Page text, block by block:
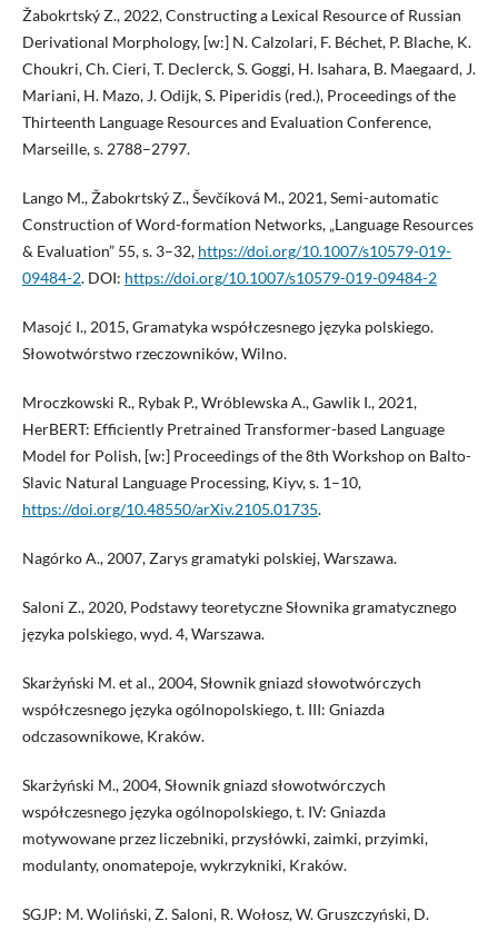
Žabokrtský Z., 2022, Constructing a Lexical Resource of Russian
Derivational Morphology, [w:] N. Calzolari, F. Béchet, P. Blache, K.
Choukri, Ch. Cieri, T. Declerck, S. Goggi, H. Isahara, B. Maegaard, J.
Mariani, H. Mazo, J. Odijk, S. Piperidis (red.), Proceedings of the
Thirteenth Language Resources and Evaluation Conference,
Marseille, s. 2788–2797.
Lango M., Žabokrtský Z., Ševčíková M., 2021, Semi-automatic
Construction of Word-formation Networks, „Language Resources
& Evaluation” 55, s. 3–32, https://doi.org/10.1007/s10579-019-
09484-2. DOI: https://doi.org/10.1007/s10579-019-09484-2
Masojć I., 2015, Gramatyka współczesnego języka polskiego.
Słowotwórstwo rzeczowników, Wilno.
Mroczkowski R., Rybak P., Wróblewska A., Gawlik I., 2021,
HerBERT: Efficiently Pretrained Transformer-based Language
Model for Polish, [w:] Proceedings of the 8th Workshop on Balto-
Slavic Natural Language Processing, Kiyv, s. 1–10,
https://doi.org/10.48550/arXiv.2105.01735.
Nagórko A., 2007, Zarys gramatyki polskiej, Warszawa.
Saloni Z., 2020, Podstawy teoretyczne Słownika gramatycznego
języka polskiego, wyd. 4, Warszawa.
Skarżyński M. et al., 2004, Słownik gniazd słowotwórczych
współczesnego języka ogólnopolskiego, t. III: Gniazda
odczasownikowe, Kraków.
Skarżyński M., 2004, Słownik gniazd słowotwórczych
współczesnego języka ogólnopolskiego, t. IV: Gniazda
motywowane przez liczebniki, przysłówki, zaimki, przyimki,
modulanty, onomatepoje, wykrzykniki, Kraków.
SGJP: M. Woliński, Z. Saloni, R. Wołosz, W. Gruszczyński, D.